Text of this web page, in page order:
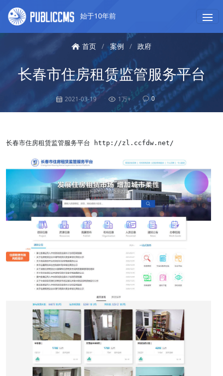
始于10年前
首页 / 案例 / 政府
长春市住房租赁监管服务平台
2021-03-19 1万+ 0
长春市住房租赁监管服务平台 http://zl.ccfdw.net/